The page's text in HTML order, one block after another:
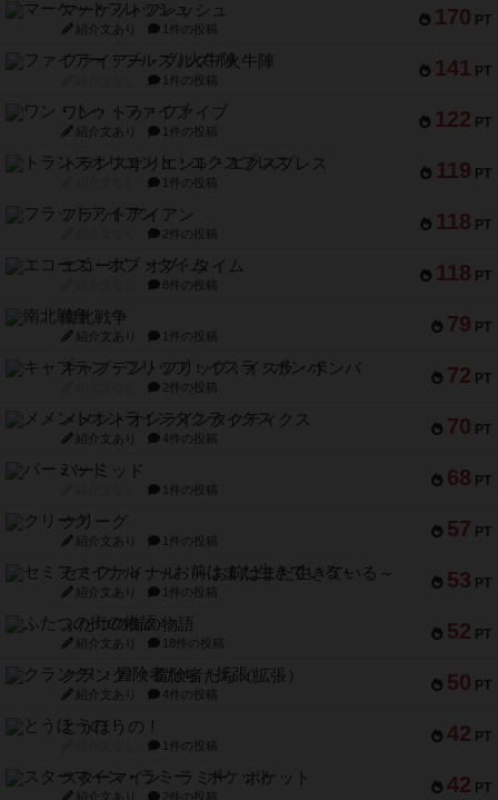
170 PT
マーケットフレッシュ
紹介文あり 1件の投稿
141 PT
ファイアー・ブルズ / 火牛陣
1件の投稿
122 PT
ワン・トゥ・ファイブ
紹介文あり 1件の投稿
119 PT
トランスオリエント・エクスプレス
1件の投稿
118 PT
フラットアイアン
2件の投稿
118 PT
エコーズ・オブ・タイム
8件の投稿
79 PT
南北戦争
紹介文あり 1件の投稿
72 PT
キャプテン・フリップ：イスラ・ボンバ
2件の投稿
70 PT
メメントオンラインタクティクス
紹介文あり 4件の投稿
68 PT
パーミッド
1件の投稿
57 PT
クリーグ
紹介文あり 1件の投稿
53 PT
セミファイナル ～お前はまだ生きている～
紹介文あり 1件の投稿
52 PT
ふたつの街の物語
紹介文あり 18件の投稿
50 PT
クランク! ：冒険者たち（拡張）
紹介文あり 4件の投稿
42 PT
とうほうの！
1件の投稿
42 PT
スターマイン・ラミー ポケット
紹介文あり 2件の投稿